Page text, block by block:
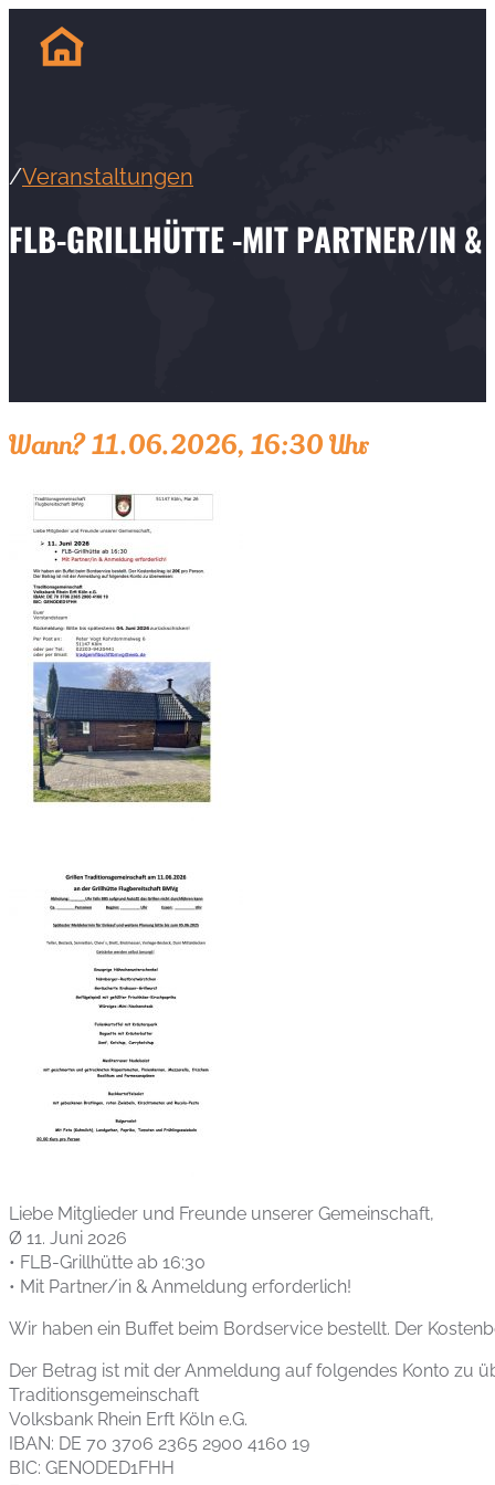
/Veranstaltungen
FLB-GRILLHÜTTE -MIT PARTNER/IN &
Wann? 11.06.2026, 16:30 Uhr
Liebe Mitglieder und Freunde unserer Gemeinschaft,
Ø 11. Juni 2026
• FLB-Grillhütte ab 16:30
• Mit Partner/in & Anmeldung erforderlich!
Wir haben ein Buffet beim Bordservice bestellt. Der
Der Betrag ist mit der Anmeldung auf folgendes Konto zu
Traditionsgemeinschaft
Volksbank Rhein Erft Köln e.G.
IBAN: DE 70 3706 2365 2900 4160 19
BIC: GENODED1FHH